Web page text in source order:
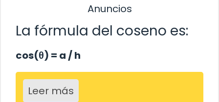
Anuncios
La fórmula del coseno es:
cos(θ) = a / h
Leer más